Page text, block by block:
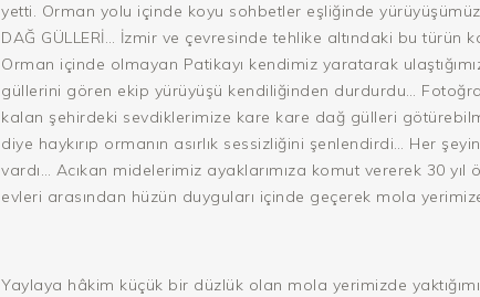
yetti. Orman yolu içinde koyu sohbetler eşliğinde
DAĞ GÜLLERİ… İzmir ve çevresinde tehlike altındaki bu
Orman içinde olmayan Patikayı kendimiz yaratarak
güllerini gören ekip yürüyüşü kendiliğinden durdurdu…
kalan şehirdeki sevdiklerimize kare kare dağ gülleri
diye haykırıp ormanın asırlık sessizliğini şenlendirdi… Her
vardı… Acıkan midelerimiz ayaklarımıza komut vererek 30
evleri arasından hüzün duyguları içinde geçerek mola
Yaylaya hâkim küçük bir düzlük olan mola yerimizde